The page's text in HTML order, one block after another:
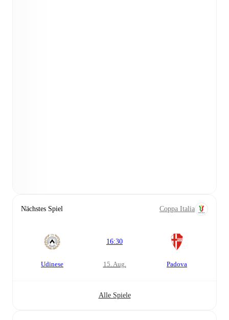
Nächstes Spiel Coppa Italia
Udinese
16:30
15. Aug. Padova
Alle Spiele